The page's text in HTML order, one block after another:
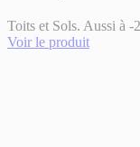
Toits et Sols. Aussi à -
Voir le produit